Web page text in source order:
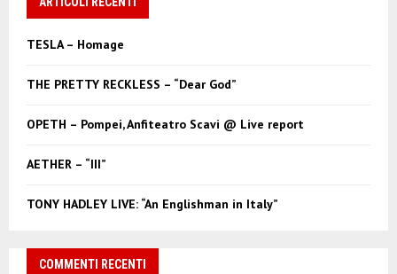
h
o
TESLA – Homage
THE PRETTY RECKLESS – “Dear God”
OPETH – Pompei, Anfiteatro Scavi @ Live report
AETHER – “III”
TONY HADLEY LIVE: “An Englishman in Italy”
COMMENTI RECENTI